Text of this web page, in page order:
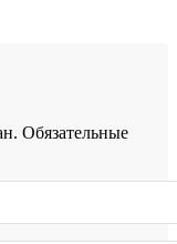
Обязательные